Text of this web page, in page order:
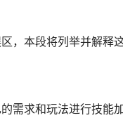
，本段将列举并解释
需求和玩法进行技能